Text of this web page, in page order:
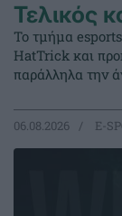
Τελικός
Το τμήμα
HatTrick και
παράλληλα την
06.08.2026 E-